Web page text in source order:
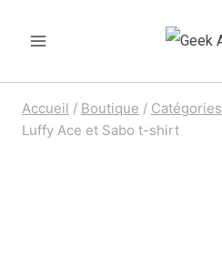
Accueil / Boutique / Catégories
Luffy Ace et Sabo t-shirt